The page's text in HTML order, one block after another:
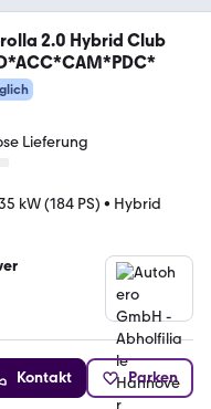
2.0 Hybrid Club
Lieferung
kW (184 PS) • Hybrid
Kontakt Parken